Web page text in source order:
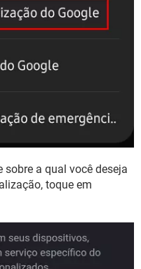
sobre a qual você deseja
toque em